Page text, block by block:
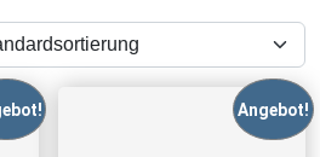
Angebot!